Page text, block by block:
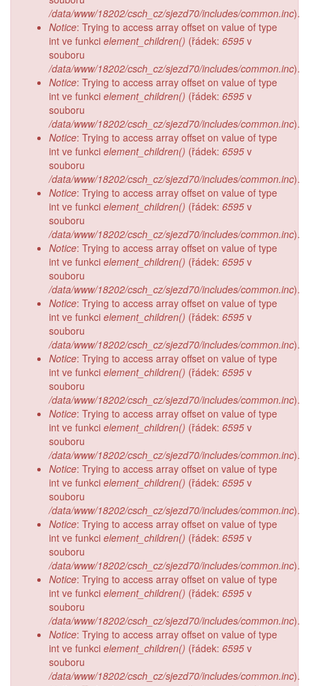
/data/www/18202/csch_cz/sjezd70/includes/common.inc).
Notice: Trying to access array offset on value of type
int ve funkci element_children() (řádek: 6595 v
souboru
/data/www/18202/csch_cz/sjezd70/includes/common.inc).
Notice: Trying to access array offset on value of type
int ve funkci element_children() (řádek: 6595 v
souboru
/data/www/18202/csch_cz/sjezd70/includes/common.inc).
Notice: Trying to access array offset on value of type
int ve funkci element_children() (řádek: 6595 v
souboru
/data/www/18202/csch_cz/sjezd70/includes/common.inc).
Notice: Trying to access array offset on value of type
int ve funkci element_children() (řádek: 6595 v
souboru
/data/www/18202/csch_cz/sjezd70/includes/common.inc).
Notice: Trying to access array offset on value of type
int ve funkci element_children() (řádek: 6595 v
souboru
/data/www/18202/csch_cz/sjezd70/includes/common.inc).
Notice: Trying to access array offset on value of type
int ve funkci element_children() (řádek: 6595 v
souboru
/data/www/18202/csch_cz/sjezd70/includes/common.inc).
Notice: Trying to access array offset on value of type
int ve funkci element_children() (řádek: 6595 v
souboru
/data/www/18202/csch_cz/sjezd70/includes/common.inc).
Notice: Trying to access array offset on value of type
int ve funkci element_children() (řádek: 6595 v
souboru
/data/www/18202/csch_cz/sjezd70/includes/common.inc).
Notice: Trying to access array offset on value of type
int ve funkci element_children() (řádek: 6595 v
souboru
/data/www/18202/csch_cz/sjezd70/includes/common.inc).
Notice: Trying to access array offset on value of type
int ve funkci element_children() (řádek: 6595 v
souboru
/data/www/18202/csch_cz/sjezd70/includes/common.inc).
Notice: Trying to access array offset on value of type
int ve funkci element_children() (řádek: 6595 v
souboru
/data/www/18202/csch_cz/sjezd70/includes/common.inc).
Notice: Trying to access array offset on value of type
int ve funkci element_children() (řádek: 6595 v
souboru
/data/www/18202/csch_cz/sjezd70/includes/common.inc).